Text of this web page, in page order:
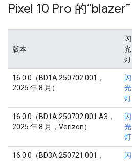
Pixel 10 Pro 的“blazer”
版本
闪
光
灯
16.0.0（BD1A.250702.001，
2025 年 8 月）
闪
光
灯
16.0.0（BD1A.250702.001.A3，
2025 年 8 月，Verizon）
闪
光
灯
16.0.0（BD3A.250721.001，
闪